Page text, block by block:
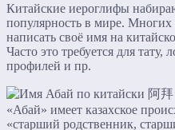
Китайские иероглифы
популярность в мире. Многих
написать своё имя на
Часто это требуется для тату,
профилей и пр.
«Абай» имеет казахское
«старший родственник,